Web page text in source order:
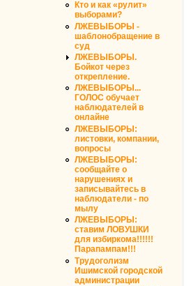
Кто и как «рулит»
выборами?
ЛЖЕВЫБОРЫ -
шаблонобращение в
суд
ЛЖЕВЫБОРЫ.
Бойкот через
открепление.
ЛЖЕВЫБОРЫ...
ГОЛОС обучает
наблюдателей в
онлайне
ЛЖЕВЫБОРЫ:
листовки, компании,
вопросы
ЛЖЕВЫБОРЫ:
сообщайте о
нарушениях и
записывайтесь в
наблюдатели - по
мылу
ЛЖЕВЫБОРЫ:
ставим ЛОВУШКИ
для избиркома!!!!!!
Парапампам!!!
Трудоголизм
Ишимской городской
администрации